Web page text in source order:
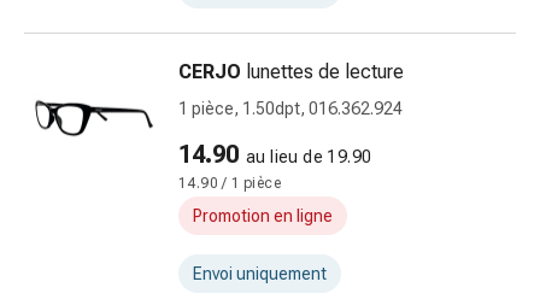
Tampons
médicaux
Hygiène
oreilles
CERJO lunettes de lecture
1 pièce, 1.50dpt, 016.362.924
14.90 au lieu de 19.90
14.90 / 1 pièce
Promotion en ligne
Envoi uniquement